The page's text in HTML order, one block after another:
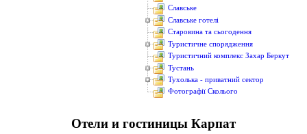
Славське
Славське готелі
Старовина та сьогодення
Туристичне спорядження
Туристичний комплекс Захар Беркут
Тустань
Тухолька - приватний сектор
Фотографії Сколього
Отели и гостиницы Карпат